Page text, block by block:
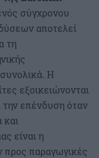
σύγχρονου
αποτελεί
τη
Η
εξοικειώνονται
την επένδυση όταν
και
είναι η
προς παραγωγικές